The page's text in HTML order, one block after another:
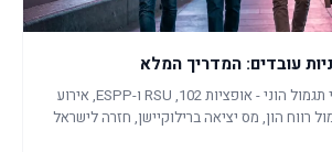
עובדים: המדריך המלא
המדריך המלא למיסוי תגמול הוני - אופציות 102, RSU ו-ESPP, אירוע
רווח הון, מס יציאה ברילוקיישן, חזרה לישראל